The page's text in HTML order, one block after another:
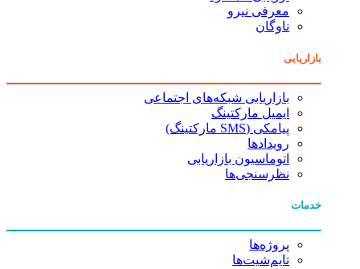
معرفی نیرو
ناوگان
بازاریابی
بازاریابی شبکه‌های اجتماعی
ایمیل مارکتینگ
پیامکی (SMS مارکتینگ)
رویدادها
اتوماسیون بازاریابی
نظرسنجی‌ها
پروژه‌ها
تایم‌شیت‌ها